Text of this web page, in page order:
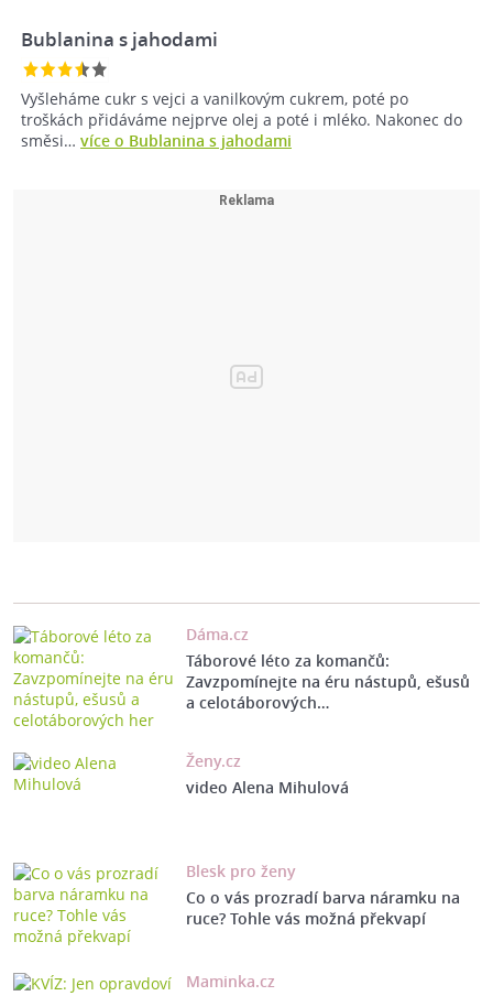
Bublanina s jahodami
Vyšleháme cukr s vejci a vanilkovým cukrem, poté po
troškách přidáváme nejprve olej a poté i mléko. Nakonec do
směsi… více o Bublanina s jahodami
Dáma.cz
Táborové léto za komančů:
Zavzpomínejte na éru nástupů, ešusů
a celotáborových…
Ženy.cz
video Alena Mihulová
Blesk pro ženy
Co o vás prozradí barva náramku na
ruce? Tohle vás možná překvapí
Maminka.cz